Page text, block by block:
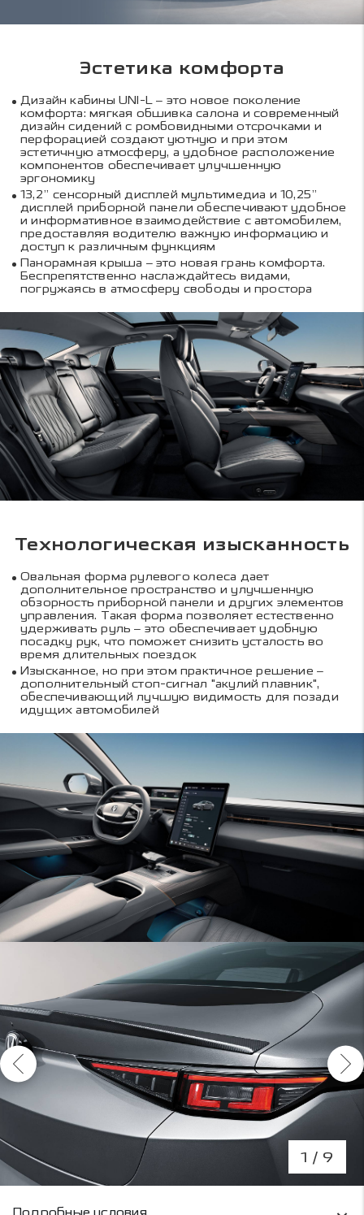
Эстетика комфорта
Дизайн кабины UNI-L – это новое поколение
комфорта: мягкая обшивка салона и современный
дизайн сидений с ромбовидными отсрочками и
перфорацией создают уютную и при этом
эстетичную атмосферу, а удобное расположение
компонентов обеспечивает улучшенную
эргономику
13,2” сенсорный дисплей мультимедиа и 10,25”
дисплей приборной панели обеспечивают удобное
и информативное взаимодействие с автомобилем,
предоставляя водителю важную информацию и
доступ к различным функциям
Панорамная крыша – это новая грань комфорта.
Беспрепятственно наслаждайтесь видами,
погружаясь в атмосферу свободы и простора
Технологическая изысканность
Овальная форма рулевого колеса дает
дополнительное пространство и улучшенную
обзорность приборной панели и других элементов
управления. Такая форма позволяет естественно
удерживать руль – это обеспечивает удобную
посадку рук, что поможет снизить усталость во
время длительных поездок
Изысканное, но при этом практичное решение –
дополнительный стоп-сигнал "акулий плавник",
обеспечивающий лучшую видимость для позади
идущих автомобилей
1 / 9